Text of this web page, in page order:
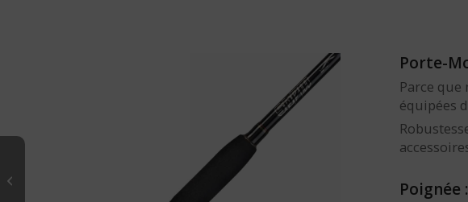
Porte-
Parce que
équipées
Poignée
SDPM Spinning 6101 L WACKY